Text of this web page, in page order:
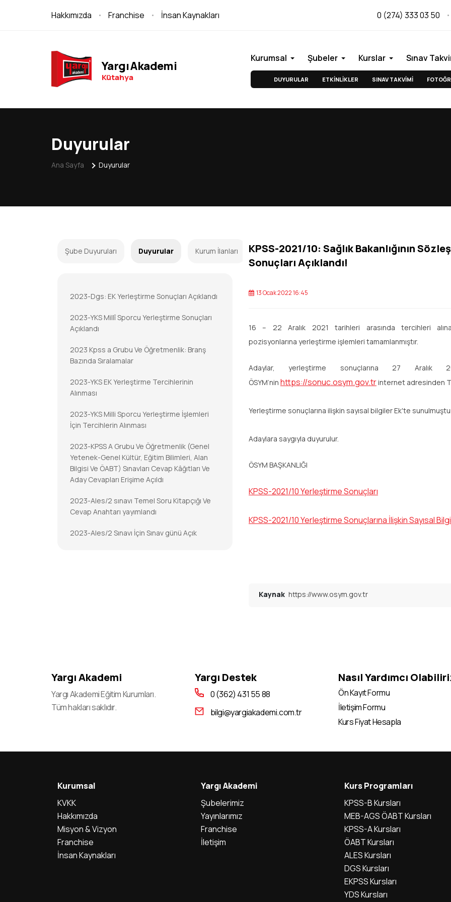
Hakkımızda Franchise İnsan Kaynakları 0 (274) 333 03 50
Yargı Akademi
Kütahya
Kurumsal Şubeler Kurslar Sınav
DUYURULAR ETKİNLİKLER SINAV TAKVİMİ
Duyurular
Ana Sayfa Duyurular
Şube Duyuruları Duyurular Kurum İlanları
2023-Dgs: EK Yerleştirme Sonuçları Açıklandı
2023-YKS Millî Sporcu Yerleştirme Sonuçları
Açıklandı
2023 Kpss a Grubu Ve Öğretmenlik: Branş
Bazında Sıralamalar
2023-YKS EK Yerleştirme Tercihlerinin
Alınması
2023-YKS Milli Sporcu Yerleştirme İşlemleri
İçin Tercihlerin Alınması
2023-KPSS A Grubu Ve Öğretmenlik (Genel
Yetenek-Genel Kültür, Eğitim Bilimleri, Alan
Bilgisi Ve ÖABT) Sınavları Cevap Kâğıtları Ve
Aday Cevapları Erişime Açıldı
2023-Ales/2 sınavı Temel Soru Kitapçığı Ve
Cevap Anahtarı yayımlandı
2023-Ales/2 Sınavı İçin Sınav günü Açık
2022-KPSS (Lisans, Ön Lisans Ve
Ortaöğretim): Branş Bazında Sıralamaların
Güncellenmesi
(Öabt) sınava Giriş Belgeleri Erişime Açıldı
2023-KPSS Alan Bilgisi Oturumları için Sınav
Günü Açık Tutulacak İl/ilçe Nüfus Müdürlükleri
2023-KPSS A Grubu Ve Öğretmenlik Sınavı
Genel Yetenek-Genel Kültür/eğitim Bilimleri
Oturumlarının Temel Soru Kitapçıkları Ve
KPSS-2021/10: Sağlık Bakanlığının
Sonuçları Açıklandı!
13 Ocak 2022 16:45
16 – 22 Aralık 2021 tarihleri arasında tercihleri alınan
pozisyonlarına yerleştirme işlemleri tamamlanmıştır.
Adaylar, yerleştirme sonuçlarına 27 Aralık
ÖSYM’nin https://sonuc.osym.gov.trinternet adresinden
Yerleştirme sonuçlarına ilişkin sayısal bilgiler Ek'te
Adaylara saygıyla duyurulur.
ÖSYM BAŞKANLIĞI
KPSS-2021/10 Yerleştirme Sonuçları
KPSS-2021/10 Yerleştirme Sonuçlarına İlişkin Sayısal
Kaynak https://www.osym.gov.tr
Yargı Akademi
Yargı Akademi Eğitim Kurumları.
Tüm hakları saklıdır.
Yargı Destek
0 (362) 431 55 88
bilgi@yargiakademi.com.tr
Nasıl Yardımcı
Ön Kayıt Formu
İletişim Formu
Kurs Fiyat Hesapla
Kurumsal
KVKK
Hakkımızda
Misyon & Vizyon
Franchise
İnsan Kaynakları
Yargı Akademi
Şubelerimiz
Yayınlarımız
Franchise
İletişim
Kurs Programları
KPSS-B Kursları
MEB-AGS ÖABT Kursları
KPSS-A Kursları
ÖABT Kursları
ALES Kursları
DGS Kursları
EKPSS Kursları
YDS Kursları